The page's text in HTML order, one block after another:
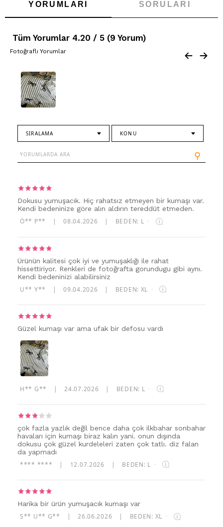
ambalajında olması halinde kabul edilir. Ürün, eksiksiz ve zarar
görmemiş şekilde iade edilmelidir.
YORUMLARI SORULARI
Tüm Yorumlar 4.20 / 5 (9 Yorum)
Fotoğraflı Yorumlar
SIRALAMA KONU
⚲
Dokusu yumuşacık. Hiç rahatsız etmeyen bir kumaşı var.
Kendi bedeninize göre alın aldırın tereddüt etmeden.
Ö** P** | 08.04.2026 | BEDEN: L ·
Ürünün kalitesi çok iyi ve yumuşaklığı ile rahat
hissettiriyor. Renkleri de fotoğrafta gorundugu gibi aynı.
Kendi bedeninizi alabilirsiniz
U** Y** | 09.04.2026 | BEDEN: XL ·
Güzel kumaşı var ama ufak bir defosu vardı
H** G** | 24.07.2026 | BEDEN: L ·
çok fazla yazlık değil bence daha çok ilkbahar sonbahar
havaları için kumaşı biraz kalın yani. onun dışında
dokusu çok güzel kurdeleleri zaten çok tatlı. diz falan
da yapmadı
**** **** | 12.07.2026 | BEDEN: L ·
Harika bir ürün yumuşacık kumaşı var
S** U** G** 26.06.2026 BEDEN: XL ·